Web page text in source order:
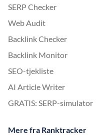
SERP Checker
Web Audit
Backlink Checker
Backlink Monitor
SEO-tjekliste
AI Article Writer
GRATIS: SERP-simulator
Mere fra Ranktracker